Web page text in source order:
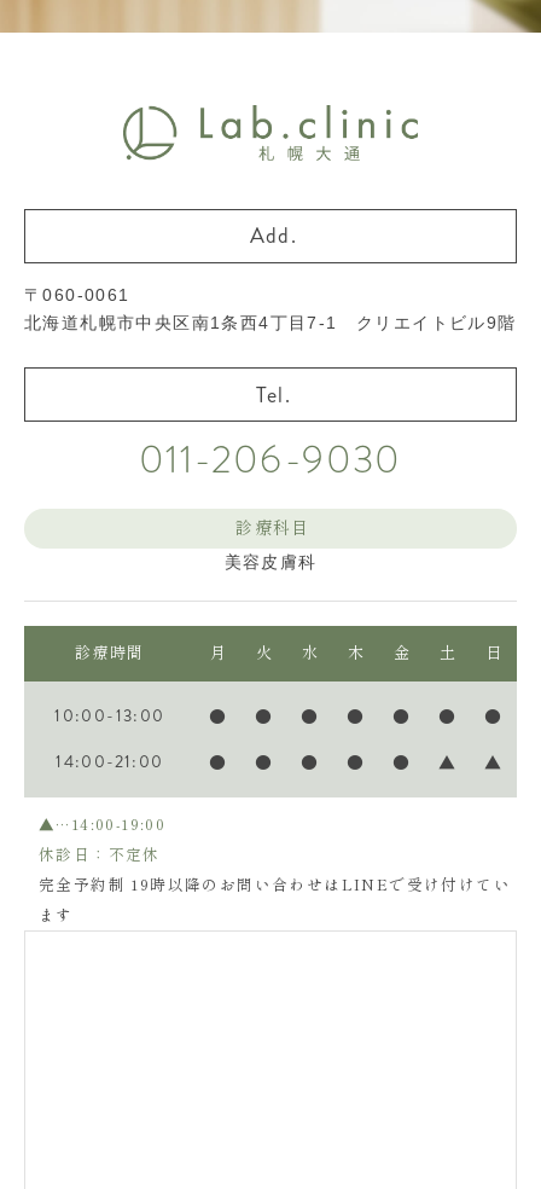
〒060-0061
北海道札幌市中央区南1条西4丁目7-1 クリエイトビル9階
011-206-9030
診療科目
美容皮膚科
診療時間 月 火 水 木 金 土 日
10:00-13:00 ● ● ● ● ● ● ●
14:00-21:00 ● ● ● ● ● ▲ ▲
▲…14:00-19:00
休診日：不定休
完全予約制 19時以降のお問い合わせはLINEで受け付けてい
ます